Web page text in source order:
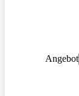
Angebot